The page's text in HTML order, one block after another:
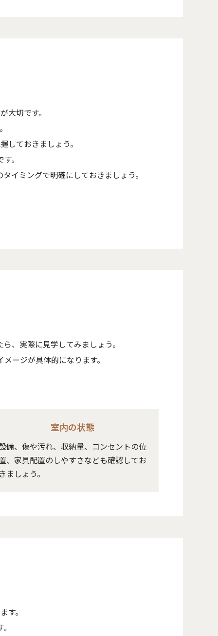
大切です。
しておきましょう。
。
イミングで明確にしておきましょう。
、実際に見学してみましょう。
ージが具体的になります。
室内の状態
備、傷や汚れ、収納量、コンセントの位
、家具配置のしやすさなども確認してお
ましょう。
す。